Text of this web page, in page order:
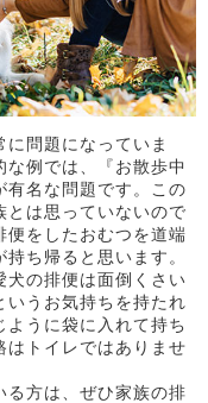
問題になっていま
例では、『お散歩中
有名な問題です。この
とは思っていないので
便をしたおむつを道端
ち帰ると思います。
犬の排便は面倒くさい
いうお気持ちを持たれ
ように袋に入れて持ち
はトイレではありませ
る方は、ぜひ家族の排